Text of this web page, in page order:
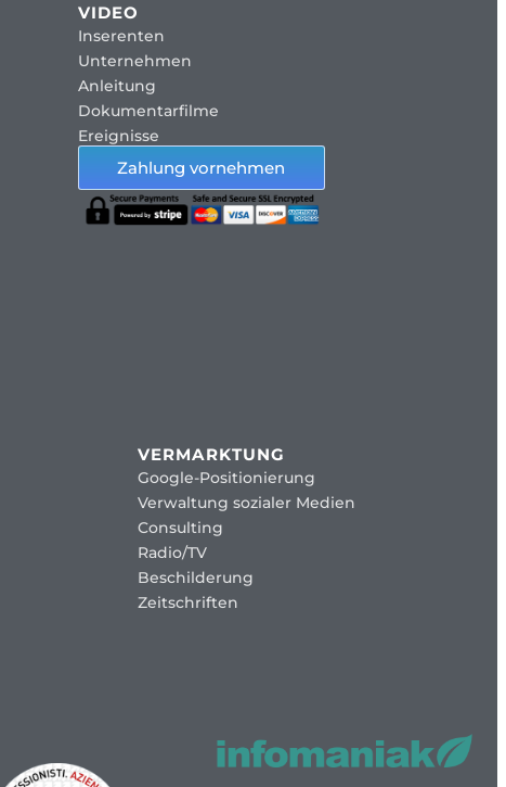
VIDEO
Inserenten
Unternehmen
Anleitung
Dokumentarfilme
Ereignisse
Zahlung vornehmen
VERMARKTUNG
Google-Positionierung
Verwaltung sozialer Medien
Consulting
Radio/TV
Beschilderung
Zeitschriften